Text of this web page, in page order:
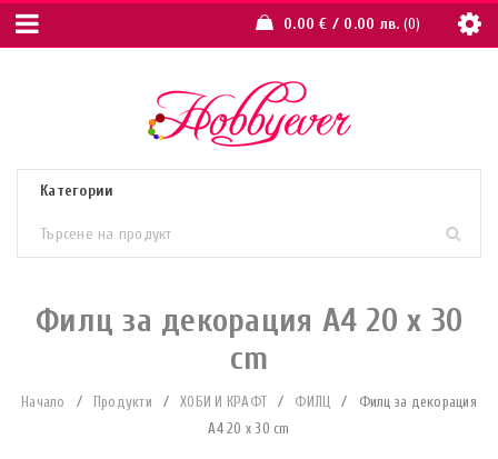
0.00€ / 0.00 лв. 0
Филц за декорация A4 20 x 30
cm
Начало / Продукти / ХОБИ И КРАФТ / ФИЛЦ /
Филц за декорация
A4 20 x 30 cm